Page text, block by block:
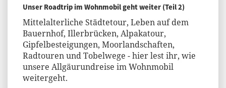
Unser Roadtrip im Wohnmobil geht weiter (Teil 2)
Mittelalterliche Städtetour, Leben auf dem
Bauernhof, Illerbrücken, Alpakatour,
Gipfelbesteigungen, Moorlandschaften,
Radtouren und Tobelwege - hier lest ihr, wie
unsere Allgäurundreise im Wohnmobil
weitergeht.